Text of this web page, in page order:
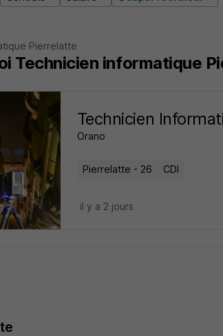
Pierrelatte
Technicien informatique
Technicien
Orano
Pierrelatte - 26 CDI
il y a 2 jours